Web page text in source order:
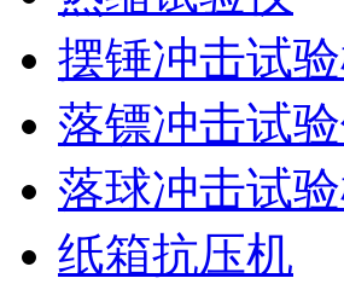
摆锤冲击试
落镖冲击试
落球冲击试
纸箱抗压机